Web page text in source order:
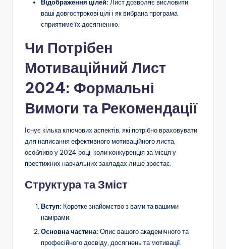
Відображення цілей: Лист дозволяє висловити
ваші довгострокові цілі і як вибрана програма
сприятиме їх досягненню.
Чи Потрібен
Мотиваційний Лист
2024: Формальні
Вимоги та Рекомендації
Існує кілька ключових аспектів, які потрібно враховувати
для написання ефективного мотиваційного листа,
особливо у 2024 році, коли конкуренція за місця у
престижних навчальних закладах лише зростає.
Структура та Зміст
Вступ: Коротке знайомство з вами та вашими
намірами.
Основна частина: Опис вашого академічного та
професійного досвіду, досягнень та мотивації.